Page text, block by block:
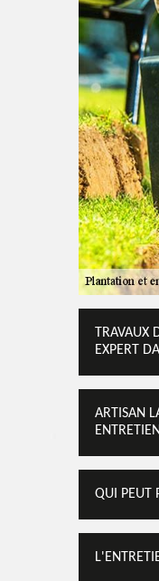
TRAVAUX
EXPERT
ARTISAN
QUI PEUT